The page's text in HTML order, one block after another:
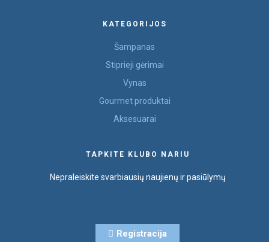
KATEGORIJOS
Šampanas
Stiprieji gėrimai
Vynas
Gourmet produktai
Aksesuarai
TAPKITE KLUBO NARIU
Nepraleiskite svarbiausių naujienų ir pasiūlymų
Registracija